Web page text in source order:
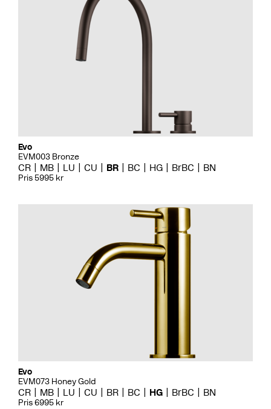
Evo
EVM003 Bronze
CR MB LU CU BR BC HG BrBC BN
Pris 5995 kr
Evo
EVM073 Honey Gold
CR MB LU CU BR BC HG BrBC BN
Pris 6995 kr